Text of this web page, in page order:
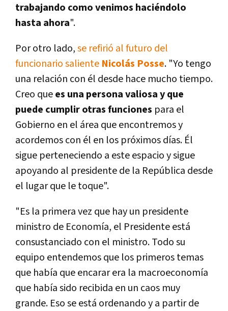
trabajando como venimos haciéndolo
hasta ahora".
Por otro lado,se refirió al futuro del
funcionario saliente Nicolás Posse. "Yo tengo
una relación con él desde hace mucho tiempo.
Creo quees una persona valiosa y que
puede cumplir otras funciones para el
Gobierno en el área que encontremos y
acordemos con él en los próximos días. Él
sigue perteneciendo a este espacio y sigue
apoyando al presidente de la República desde
el lugar que le toque".
"Es la primera vez que hay un presidente
ministro de Economía, el Presidente está
consustanciado con el ministro. Todo su
equipo entendemos que los primeros temas
que había que encarar era la macroeconomía
que había sido recibida en un caos muy
grande. Eso se está ordenando y a partir de